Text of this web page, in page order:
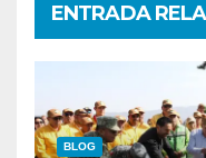
ENTRADA
BLOG